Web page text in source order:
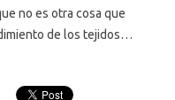
no es otra cosa que
de los tejidos…